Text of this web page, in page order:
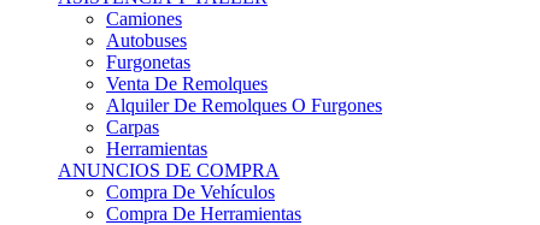
Camiones
Autobuses
Furgonetas
Venta De Remolques
Alquiler De Remolques O Furgones
Carpas
Herramientas
ANUNCIOS DE COMPRA
Compra De Vehículos
Compra De Herramientas